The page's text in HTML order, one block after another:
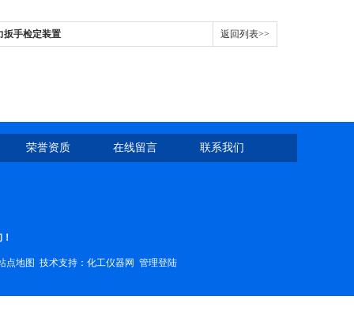
扳手检定装置 返回列表>>
荣誉资质 在线留言 联系我们
点地图 技术支持： 化工仪器网 管理登陆